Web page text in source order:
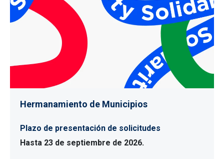
Hermanamiento de Municipios
Plazo de presentación de solicitudes
Hasta 23 de septiembre de 2026.